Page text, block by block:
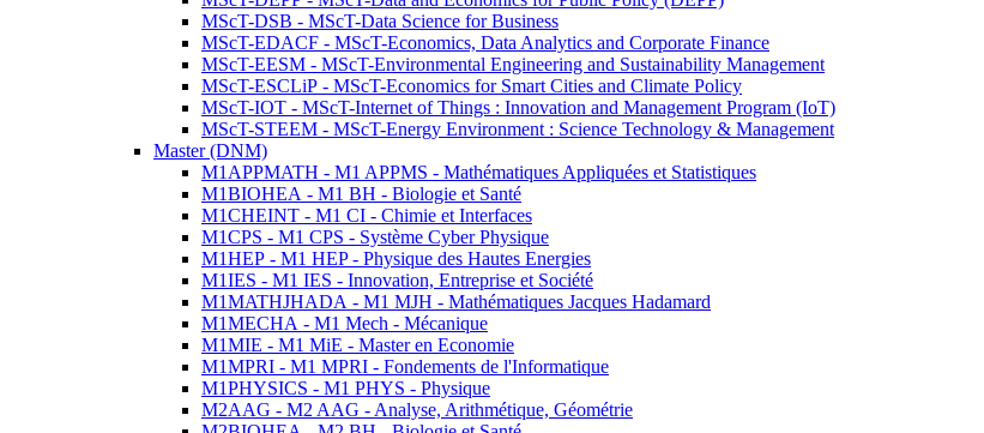
MScT-DSB - MScT-Data Science for Business
MScT-EDACF - MScT-Economics, Data Analytics and Corporate Finance
MScT-EESM - MScT-Environmental Engineering and Sustainability Management
MScT-ESCLiP - MScT-Economics for Smart Cities and Climate Policy
MScT-IOT - MScT-Internet of Things : Innovation and Management Program (IoT)
MScT-STEEM - MScT-Energy Environment : Science Technology & Management
Master (DNM)
M1APPMATH - M1 APPMS - Mathématiques Appliquées et Statistiques
M1BIOHEA - M1 BH - Biologie et Santé
M1CHEINT - M1 CI - Chimie et Interfaces
M1CPS - M1 CPS - Système Cyber Physique
M1HEP - M1 HEP - Physique des Hautes Energies
M1IES - M1 IES - Innovation, Entreprise et Société
M1MATHJHADA - M1 MJH - Mathématiques Jacques Hadamard
M1MECHA - M1 Mech - Mécanique
M1MIE - M1 MiE - Master en Economie
M1MPRI - M1 MPRI - Fondements de l'Informatique
M1PHYSICS - M1 PHYS - Physique
M2AAG - M2 AAG - Analyse, Arithmétique, Géométrie